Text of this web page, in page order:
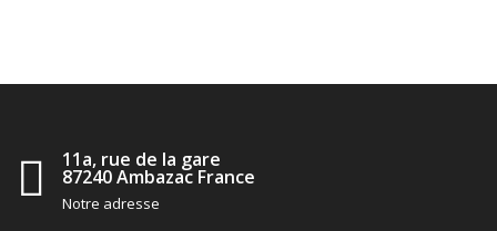
11a, rue de la gare
87240 Ambazac France
Notre adresse